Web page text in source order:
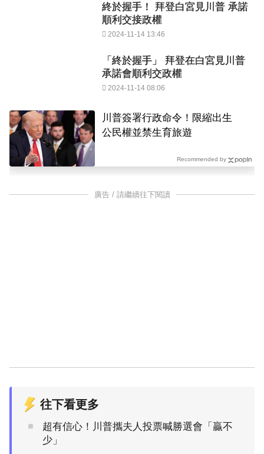
終於握手！ 拜登白宮見川普 承諾
順利交接政權
2024-11-14 13:46
「終於握手」 拜登在白宮見川普
承諾會順利交政權
2024-11-14 08:06
川普簽署行政命令！限縮出生
公民權並禁生育旅遊
Recommended by
廣告 / 請繼續往下閱讀
往下看更多
超有信心！川普攜夫人投票喊勝選會「贏不
少」